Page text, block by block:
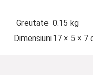
Greutate 0.15 kg
Dimensiuni17 × 5 × 7